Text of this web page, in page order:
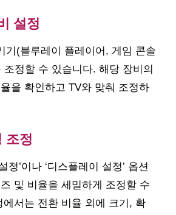
설정
기(블루레이 플레이어, 게임 콘솔
조정할 수 있습니다. 해당 장비의
을 확인하고 TV와 맞춰 조정하
조정
정’이나 ‘디스플레이 설정’ 옵션
및 비율을 세밀하게 조정할 수
에서는 전환 비율 외에 크기, 확